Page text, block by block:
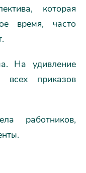
которая
время, часто
На удивление
приказов
работников,